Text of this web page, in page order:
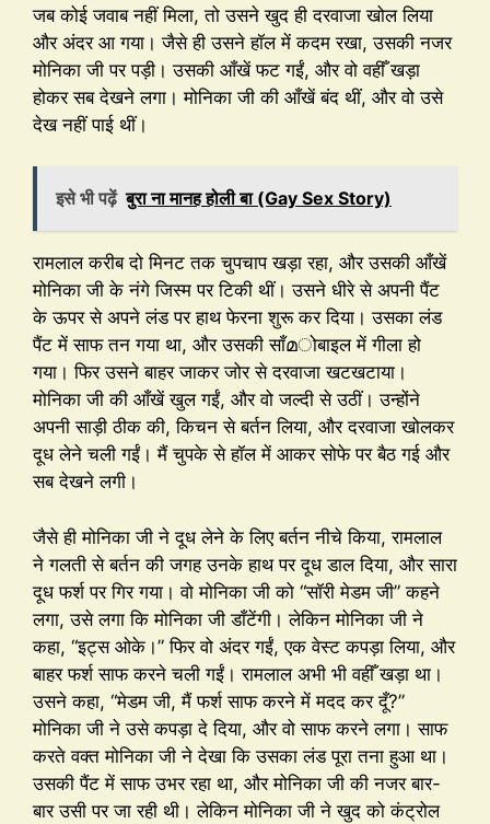
जब कोई जवाब नहीं मिला, तो उसने खुद ही दरवाजा खोल लिया
और अंदर आ गया। जैसे ही उसने हॉल में कदम रखा, उसकी नजर
मोनिका जी पर पड़ी। उसकी आँखें फट गईं, और वो वहीँ खड़ा
होकर सब देखने लगा। मोनिका जी की आँखें बंद थीं, और वो उसे
देख नहीं पाई थीं।
इसे भी पढ़ें बुरा ना मानह होली बा (Gay Sex Story)
रामलाल करीब दो मिनट तक चुपचाप खड़ा रहा, और उसकी आँखें
मोनिका जी के नंगे जिस्म पर टिकी थीं। उसने धीरे से अपनी पैंट
के ऊपर से अपने लंड पर हाथ फेरना शुरू कर दिया। उसका लंड
पैंट में साफ तन गया था, और उसकी साँമोबाइल में गीला हो
गया। फिर उसने बाहर जाकर जोर से दरवाजा खटखटाया।
मोनिका जी की आँखें खुल गईं, और वो जल्दी से उठीं। उन्होंने
अपनी साड़ी ठीक की, किचन से बर्तन लिया, और दरवाजा खोलकर
दूध लेने चली गईं। मैं चुपके से हॉल में आकर सोफे पर बैठ गई और
सब देखने लगी।
जैसे ही मोनिका जी ने दूध लेने के लिए बर्तन नीचे किया, रामलाल
ने गलती से बर्तन की जगह उनके हाथ पर दूध डाल दिया, और सारा
दूध फर्श पर गिर गया। वो मोनिका जी को “सॉरी मेडम जी” कहने
लगा, उसे लगा कि मोनिका जी डाँटेंगी। लेकिन मोनिका जी ने
कहा, “इट्स ओके।” फिर वो अंदर गईं, एक वेस्ट कपड़ा लिया, और
बाहर फर्श साफ करने चली गईं। रामलाल अभी भी वहीँ खड़ा था।
उसने कहा, “मेडम जी, मैं फर्श साफ करने में मदद कर दूँ?”
मोनिका जी ने उसे कपड़ा दे दिया, और वो साफ करने लगा। साफ
करते वक्त मोनिका जी ने देखा कि उसका लंड पूरा तना हुआ था।
उसकी पैंट में साफ उभर रहा था, और मोनिका जी की नजर बार-
बार उसी पर जा रही थी। लेकिन मोनिका जी ने खुद को कंट्रोल